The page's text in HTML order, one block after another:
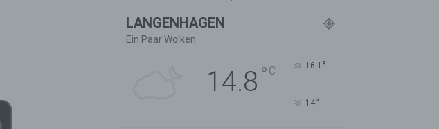
LANGENHAGEN
Ein Paar Wolken
14.8 ° C 16.1 °
14°